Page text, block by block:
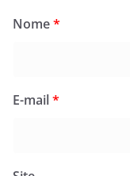
Nome*
E-mail*